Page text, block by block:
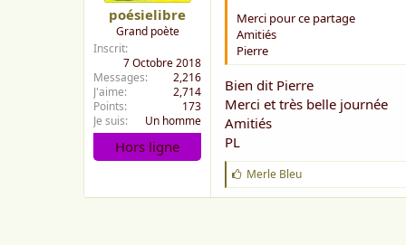
poésielibre
Grand poète
Inscrit
7 Octobre 2018
Messages
2,216
J'aime
2,714
Points
173
Je suis
Un homme
Hors ligne
Merci pour ce partage
Amitiés
Pierre
Bien dit Pierre
Merci et très belle journée
Amitiés
PL
J
'
a
Merle Bleu